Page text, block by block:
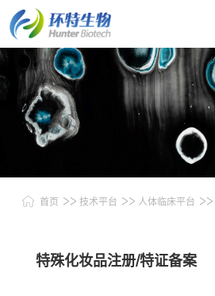
首页 >> 技术平台 >> 人体临床平台 >>
特殊化妆品注册/特证备案